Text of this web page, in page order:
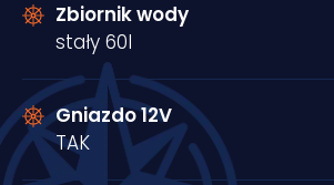
Zbiornik wody
stały 60l
Gniazdo 12V
TAK